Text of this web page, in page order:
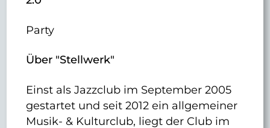
Party
Über "Stellwerk"
Einst als Jazzclub im September 2005
gestartet und seit 2012 ein allgemeiner
Musik- & Kulturclub, liegt der Club im